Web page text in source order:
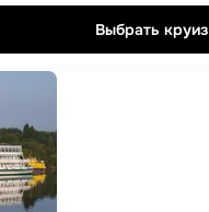
Выбрать круиз